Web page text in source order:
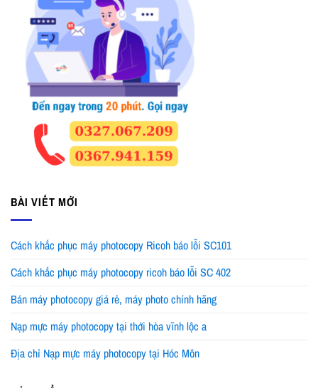
BÀI VIẾT MỚI
Cách khắc phục máy photocopy Ricoh báo lỗi SC101
Cách khắc phục máy photocopy ricoh báo lỗi SC 402
Bán máy photocopy giá rẻ, máy photo chính hãng
Nạp mực máy photocopy tại thới hòa vĩnh lộc a
Địa chỉ Nạp mực máy photocopy tại Hóc Môn